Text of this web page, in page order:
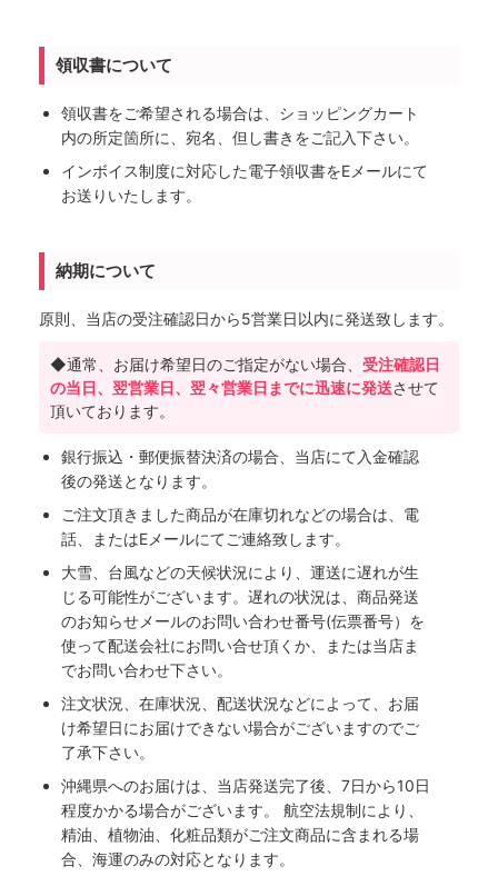
領収書について
領収書をご希望される場合は、ショッピングカート
内の所定箇所に、宛名、但し書きをご記入下さい。
インボイス制度に対応した電子領収書をEメールにて
お送りいたします。
納期について
原則、当店の受注確認日から5営業日以内に発送致します。
◆通常、お届け希望日のご指定がない場合、 受注確認日
の当日、翌営業日、翌々営業日までに迅速に発送させて
頂いております。
銀行振込・郵便振替決済の場合、当店にて入金確認
後の発送となります。
ご注文頂きました商品が在庫切れなどの場合は、電
話、またはEメールにてご連絡致します。
大雪、台風などの天候状況により、運送に遅れが生
じる可能性がございます。遅れの状況は、商品発送
のお知らせメールのお問い合わせ番号(伝票番号）を
使って配送会社にお問い合せ頂くか、または当店ま
でお問い合わせ下さい。
注文状況、在庫状況、配送状況などによって、お届
け希望日にお届けできない場合がございますのでご
了承下さい。
沖縄県へのお届けは、当店発送完了後、7日から10日
程度かかる場合がございます。 航空法規制により、
精油、植物油、化粧品類がご注文商品に含まれる場
合、海運のみの対応となります。